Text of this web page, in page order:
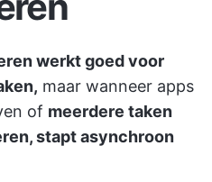
werkt goed voor
maar wanneer apps
of meerdere taken
stapt asynchroon